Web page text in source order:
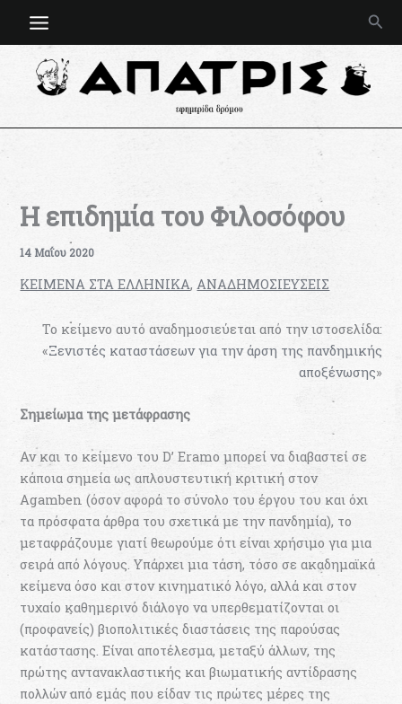
περιεχόμενο
Η επιδημία του Φιλοσόφου
14 Μαΐου 2020
KEIMENA ΣΤΑ ΕΛΛΗΝΙΚΑ,ΑΝΑΔΗΜΟΣΙΕΥΣΕΙΣ
Το κείμενο αυτό αναδημοσιεύεται από την ιστοσελίδα:
«Ξενιστές καταστάσεων για την άρση της πανδημικής
αποξένωσης»
Σημείωμα της μετάφρασης
Αν και το κείμενο του D’ Eramo μπορεί να διαβαστεί σε
κάποια σημεία ως απλουστευτική κριτική στον
Agamben (όσον αφορά το σύνολο του έργου του και όχι
τα πρόσφατα άρθρα του σχετικά με την πανδημία), το
μεταφράζουμε γιατί θεωρούμε ότι είναι χρήσιμο για μια
σειρά από λόγους. Υπάρχει μια τάση, τόσο σε ακαδημαϊκά
κείμενα όσο και στον κινηματικό λόγο, αλλά και στον
τυχαίο καθημερινό διάλογο να υπερθεματίζονται οι
(προφανείς) βιοπολιτικές διαστάσεις της παρούσας
κατάστασης. Είναι αποτέλεσμα, μεταξύ άλλων, της
πρώτης αντανακλαστικής και βιωματικής αντίδρασης
πολλών από εμάς που είδαν τις πρώτες μέρες της